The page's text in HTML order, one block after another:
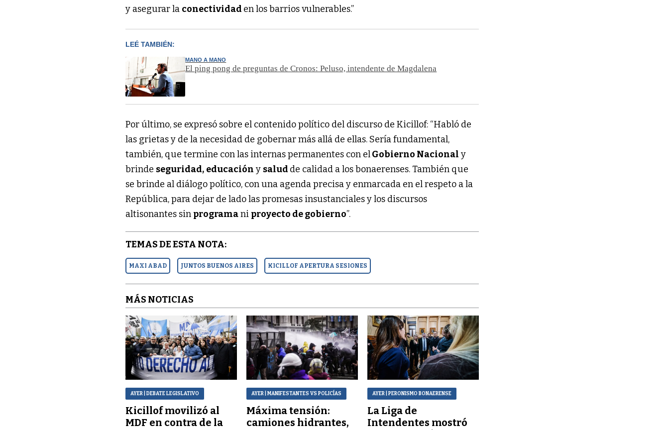
y asegurar la conectividad en los barrios vulnerables.”
LEÉ TAMBIÉN:
MANO A MANO
El ping pong de preguntas de Cronos: Peluso, intendente de Magdalena
Por último, se expresó sobre el contenido político del discurso de Kicillof: “Habló de
las grietas y de la necesidad de gobernar más allá de ellas. Sería fundamental,
también, que termine con las internas permanentes con elGobierno Nacional y
brinde seguridad, educación y salud de calidad a los bonaerenses. También que
se brinde al diálogo político, con una agenda precisa y enmarcada en el respeto a la
República, para dejar de lado las promesas insustanciales y los discursos
altisonantes sin programani proyecto de gobierno”.
TEMAS DE ESTA NOTA:
MAXI ABAD JUNTOS BUENOS AIRES KICILLOF APERTURA SESIONES
MÁS NOTICIAS
AYER | DEBATE LEGISLATIVO
Kicillof movilizó al
MDF en contra de la
AYER | MANIFESTANTES VS POLICÍAS
Máxima tensión:
camiones hidrantes,
AYER | PERONISMO BONAERENSE
La Liga de
Intendentes mostró